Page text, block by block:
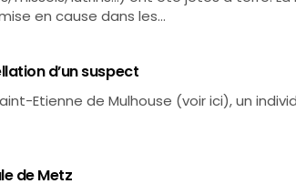
en cause dans les…
d’un suspect
Etienne de Mulhouse (voir ici), un
de Metz